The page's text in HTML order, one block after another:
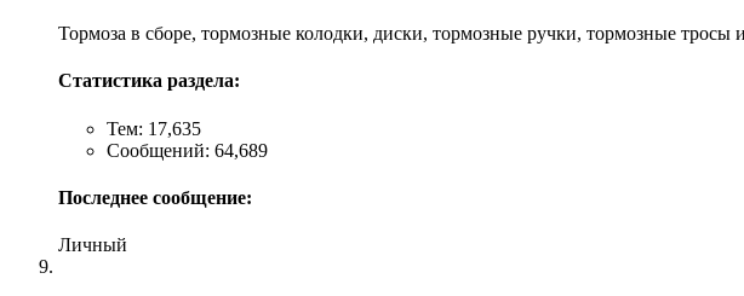
Тормоза в сборе, тормозные колодки, диски, тормозные ручки, тормозные тросы
Статистика раздела:
Тем: 17,635
Сообщений: 64,689
Последнее сообщение:
Личный